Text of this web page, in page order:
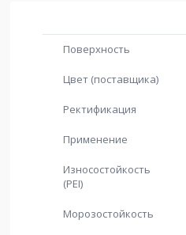
Поверхность
Цвет (поставщика)
Ректификация
Применение
Износостойкость
(PEI)
Морозостойкость